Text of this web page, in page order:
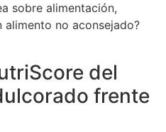
sobre alimentación,
alimento no aconsejado?
del
frente